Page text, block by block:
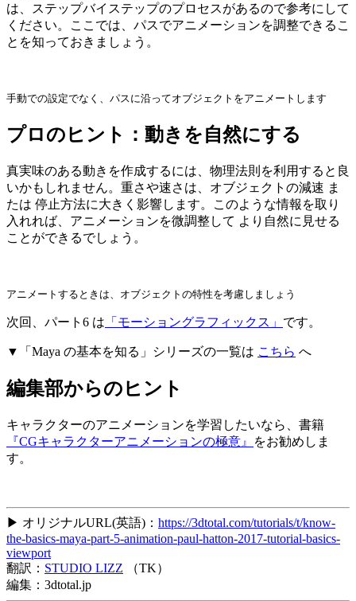
は、ステップバイステップのプロセスがあるので参考にして
ください。ここでは、パスでアニメーションを調整できるこ
とを知っておきましょう。
手動での設定でなく、パスに沿ってオブジェクトをアニメートします
プロのヒント：動きを自然にする
真実味のある動きを作成するには、物理法則を利用すると良
いかもしれません。重さや速さは、オブジェクトの減速 ま
たは 停止方法に大きく影響します。このような情報を取り
入れれば、アニメーションを微調整して より自然に見せる
ことができるでしょう。
アニメートするときは、オブジェクトの特性を考慮しましょう
次回、パート6 は 「モーショングラフィックス」 です。
▼「Maya の基本を知る」シリーズの一覧は こちら へ
編集部からのヒント
キャラクターのアニメーションを学習したいなら、書籍
『CGキャラクターアニメーションの極意』
をお勧めしま
す。
▶ オリジナルURL(英語)： https://3dtotal.com/tutorials/t/know-
the-basics-maya-part-5-animation-paul-hatton-2017-tutorial-basics-
viewport
翻訳： STUDIO LIZZ （TK）
編集：3dtotal.jp